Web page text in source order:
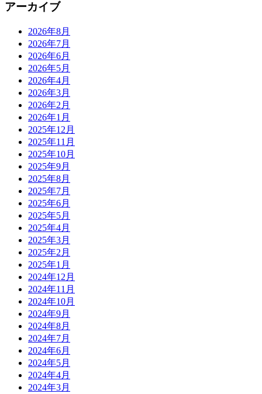
アーカイブ
2026年8月
2026年7月
2026年6月
2026年5月
2026年4月
2026年3月
2026年2月
2026年1月
2025年12月
2025年11月
2025年10月
2025年9月
2025年8月
2025年7月
2025年6月
2025年5月
2025年4月
2025年3月
2025年2月
2025年1月
2024年12月
2024年11月
2024年10月
2024年9月
2024年8月
2024年7月
2024年6月
2024年5月
2024年4月
2024年3月